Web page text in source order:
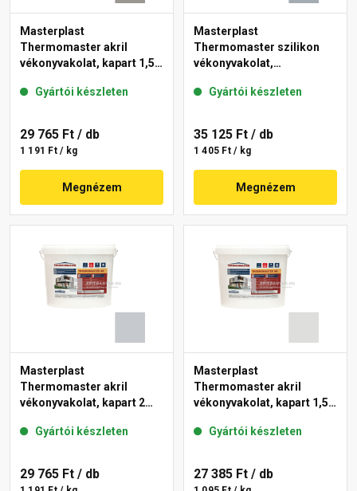
Masterplast
Thermomaster akril
vékonyvakolat, kapart 1,5
Gyártói készleten
29 765 Ft / db
1 191 Ft / kg
Megnézem
Masterplast
Thermomaster szilikon
vékonyvakolat,
50-E 25 kg
Gyártói készleten
35 125 Ft / db
1 405 Ft / kg
Megnézem
Masterplast
Thermomaster akril
vékonyvakolat, kapart 2
Gyártói készleten
29 765 Ft / db
Masterplast
Thermomaster akril
vékonyvakolat, kapart 1,5
Gyártói készleten
27 385 Ft / db